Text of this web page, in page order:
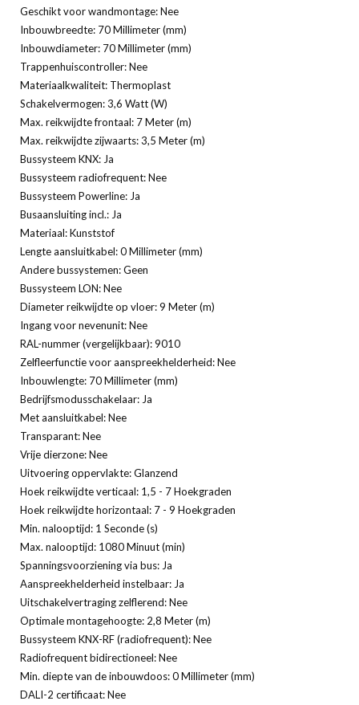
Geschikt voor wandmontage: Nee
Inbouwbreedte: 70 Millimeter (mm)
Inbouwdiameter: 70 Millimeter (mm)
Trappenhuiscontroller: Nee
Materiaalkwaliteit: Thermoplast
Schakelvermogen: 3,6 Watt (W)
Max. reikwijdte frontaal: 7 Meter (m)
Max. reikwijdte zijwaarts: 3,5 Meter (m)
Bussysteem KNX: Ja
Bussysteem radiofrequent: Nee
Bussysteem Powerline: Ja
Busaansluiting incl.: Ja
Materiaal: Kunststof
Lengte aansluitkabel: 0 Millimeter (mm)
Andere bussystemen: Geen
Bussysteem LON: Nee
Diameter reikwijdte op vloer: 9 Meter (m)
Ingang voor nevenunit: Nee
RAL-nummer (vergelijkbaar): 9010
Zelfleerfunctie voor aanspreekhelderheid: Nee
Inbouwlengte: 70 Millimeter (mm)
Bedrijfsmodusschakelaar: Ja
Met aansluitkabel: Nee
Transparant: Nee
Vrije dierzone: Nee
Uitvoering oppervlakte: Glanzend
Hoek reikwijdte verticaal: 1,5 - 7 Hoekgraden
Hoek reikwijdte horizontaal: 7 - 9 Hoekgraden
Min. nalooptijd: 1 Seconde (s)
Max. nalooptijd: 1080 Minuut (min)
Spanningsvoorziening via bus: Ja
Aanspreekhelderheid instelbaar: Ja
Uitschakelvertraging zelflerend: Nee
Optimale montagehoogte: 2,8 Meter (m)
Bussysteem KNX-RF (radiofrequent): Nee
Radiofrequent bidirectioneel: Nee
Min. diepte van de inbouwdoos: 0 Millimeter (mm)
DALI-2 certificaat: Nee